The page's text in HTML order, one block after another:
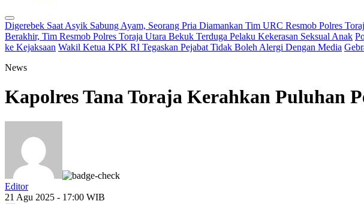
Digerebek Saat Asyik Sabung Ayam, Seorang Pria Diamankan Tim URC Resmob Polres
Berakhir, Tim Resmob Polres Toraja Utara Bekuk Terduga Pelaku Kekerasan Seksual Anak
ke Kejaksaan Wakil Ketua KPK RI Tegaskan Pejabat Tidak Boleh Alergi Dengan Media
News
Kapolres Tana Toraja Kerahkan Puluhan
Editor
21 Agu 2025 - 17:00 WIB